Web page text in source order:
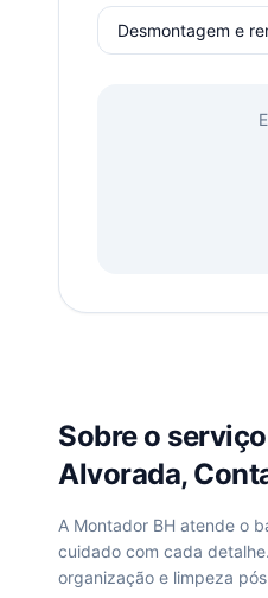
Sobre o serviço
Alvorada,
A Montador BH atende o
cuidado com cada
organização e limpeza